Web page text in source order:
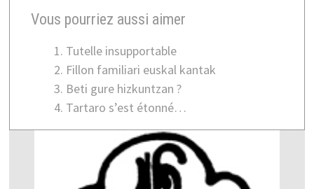
Vous pourriez aussi aimer
Tutelle insupportable
Fillon familiari euskal kantak
Beti gure hizkuntzan ?
Tartaro s’est étonné…